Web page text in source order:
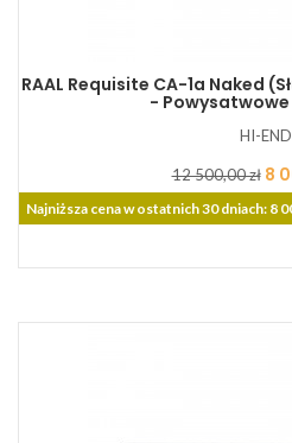
RAAL Requisite CA-1a Naked
- Powysatwowe
HI-END
Cena
podstawowa
12 500,00 zł 8
Najniższa cena w ostatnich 30 dniach: 8